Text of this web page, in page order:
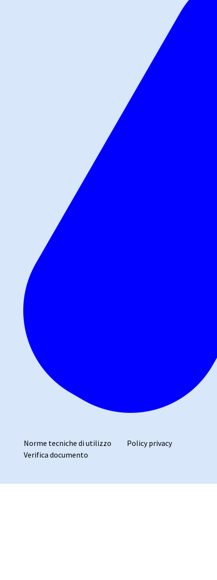
Norme tecniche di utilizzo
Policy privacy
Verifica documento